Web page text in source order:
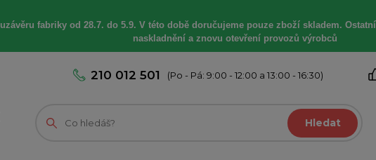
uzávěru fabriky od 28.7. do 5.9. V této době doručujeme pouze zboží skladem. Ostatní
naskladnění a znovu otevření provozů výrobců
210 012 501 (Po - Pá: 9:00 - 12:00 a 13:00 - 16:30)
Hledat